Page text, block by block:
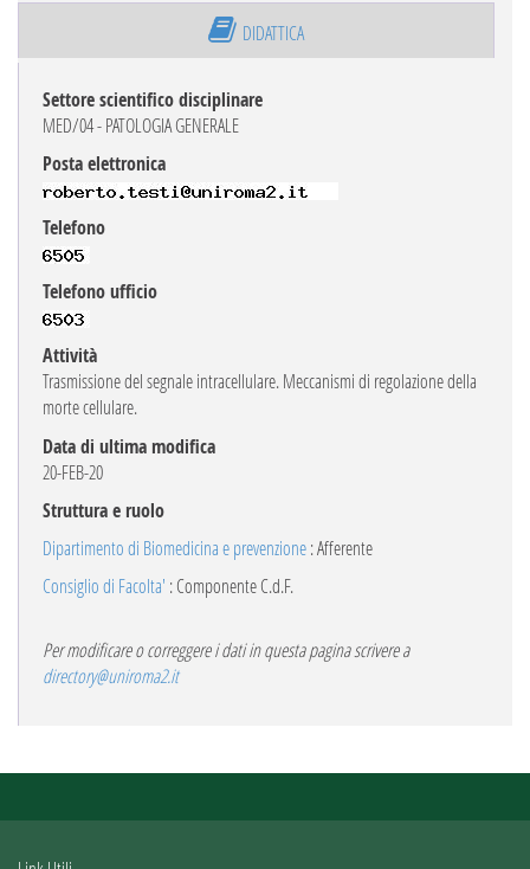
DIDATTICA
Settore scientifico disciplinare
MED/04 - PATOLOGIA GENERALE
Posta elettronica
Telefono
Telefono ufficio
Attività
Trasmissione del segnale intracellulare. Meccanismi di regolazione della
morte cellulare.
Data di ultima modifica
20-FEB-20
Struttura e ruolo
Dipartimento di Biomedicina e prevenzione: Afferente
Consiglio di Facolta' : Componente C.d.F.
Per modificare o correggere i dati in questa pagina scrivere a
directory@uniroma2.it